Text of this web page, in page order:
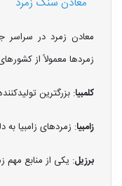
معادن زمرد در سراسر
زمردها معمولاً از
کلمبیا: بزرگترین
زامبیا: زمردهای زامبیا
برزیل: یکی از منابع مهم